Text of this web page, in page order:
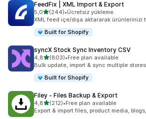
FeedFix | XML Import & Export
5,05 yıldız üzerinden
(244)
toplam 244 değerlendirme
•Ücretsiz yükleme
XML feed içe/dışa aktararak ürünlerinizi
Built for Shopify
syncX Stock Sync Inventory CSV
4,85 yıldız üzerinden
(803)
toplam 803 değerlendirme
•Free plan available
Bulk update, import & sync multiple
Built for Shopify
Filey ‑ Files Backup & Export
4,85 yıldız üzerinden
(212)
toplam 212 değerlendirme
•Free plan available
Export & import files, product media,